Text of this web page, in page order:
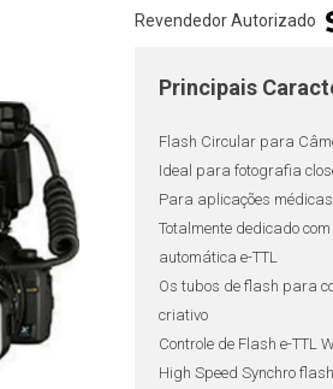
Revendedor Autorizado
Principais
Flash Circular para
Ideal para fotografia
Para aplicações
Totalmente dedicado
automática e-TTL
Os tubos de flash para
criativo
Controle de Flash e-TTL
High Speed Synchro flash